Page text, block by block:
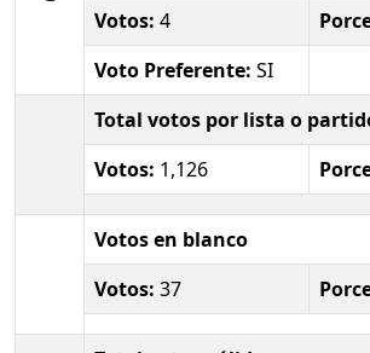
Votos: 4
Voto Preferente: SI
Total votos por lista o
Votos: 1,126
Votos en blanco
Votos: 37